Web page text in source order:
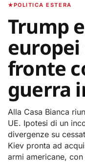
POLITICA ESTERA
Trump
europei
fronte
guerra
Alla Casa Bianca
UE. Ipotesi di un
divergenze su
Kiev pronta ad
armi americane,